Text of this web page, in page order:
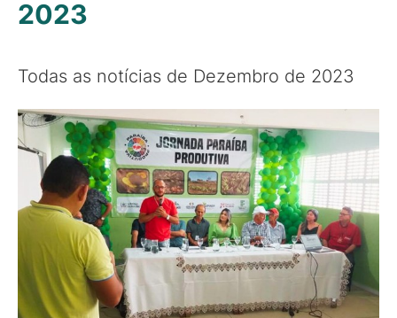
2023
Todas as notícias de Dezembro de 2023